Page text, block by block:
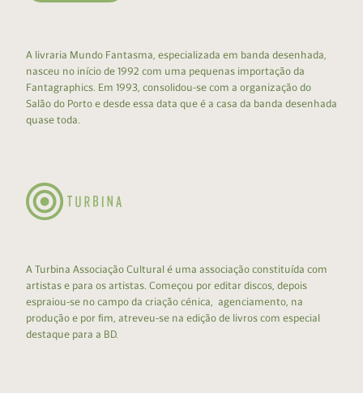
A livraria Mundo Fantasma, especializada em banda desenhada,
nasceu no início de 1992 com uma pequenas importação da
Fantagraphics. Em 1993, consolidou-se com a organização do
Salão do Porto e desde essa data que é a casa da banda desenhada
quase toda.
A Turbina Associação Cultural é uma associação constituída com
artistas e para os artistas. Começou por editar discos, depois
espraiou-se no campo da criação cénica, agenciamento, na
produção e por fim, atreveu-se na edição de livros com especial
destaque para a BD.